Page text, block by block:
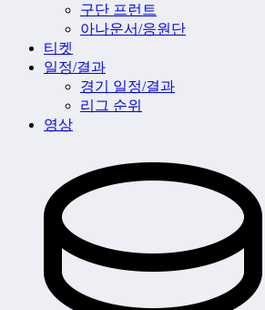
구단 프런트
아나운서/응원단
티켓
일정/결과
경기 일정/결과
리그 순위
영상